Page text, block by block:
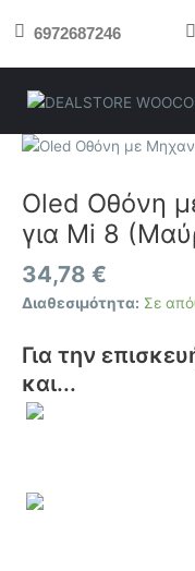
στο 6972687246
Oled Οθόνη
για Mi 8
34,78 €
Διαθεσιμότητα: Σε
Για την
και...
Oled
με
Μηχανισμό
Αφής
για
Mi
8
ποσότητα